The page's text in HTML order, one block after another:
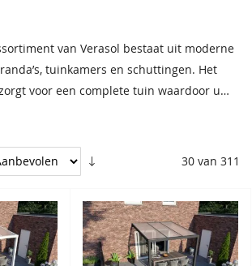
van Verasol bestaat uit moderne
tuinkamers en schuttingen. Het
voor een complete tuin waardoor u
gespecialiseerde projecten is Verasol
30 van 311